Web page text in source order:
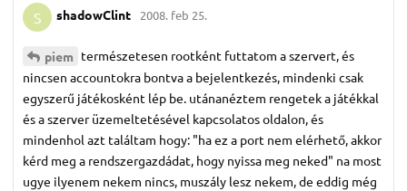
S shadowClint 2008. feb 25.
piem természetesen rootként futtatom a szervert, és
nincsen accountokra bontva a bejelentkezés, mindenki csak
egyszerű játékosként lép be. utánanéztem rengetek a játékkal
és a szerver üzemeltetésével kapcsolatos oldalon, és
mindenhol azt találtam hogy: "ha ez a port nem elérhető, akkor
kérd meg a rendszergazdádat, hogy nyissa meg neked" na most
ugye ilyenem nekem nincs, muszály lesz nekem, de eddig még